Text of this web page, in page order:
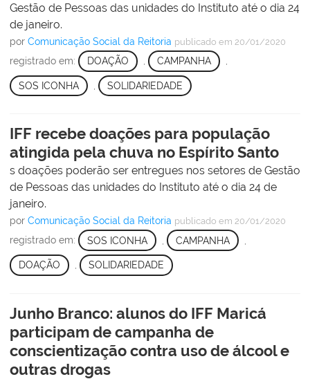
Gestão de Pessoas das unidades do Instituto até o dia 24
de janeiro.
por Comunicação Social da Reitoria publicado em 20/01/2020
registrado em: DOAÇÃO CAMPANHA
SOS ICONHA SOLIDARIEDADE
IFF recebe doações para população
atingida pela chuva no Espírito Santo
s doações poderão ser entregues nos setores de Gestão
de Pessoas das unidades do Instituto até o dia 24 de
janeiro.
por Comunicação Social da Reitoria publicado em 20/01/2020
registrado em: SOS ICONHA CAMPANHA
DOAÇÃO , SOLIDARIEDADE
Junho Branco: alunos do IFF Maricá
participam de campanha de
conscientização contra uso de álcool e
outras drogas